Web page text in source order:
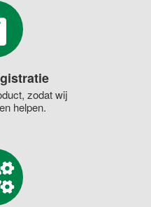
zodat wij
helpen.